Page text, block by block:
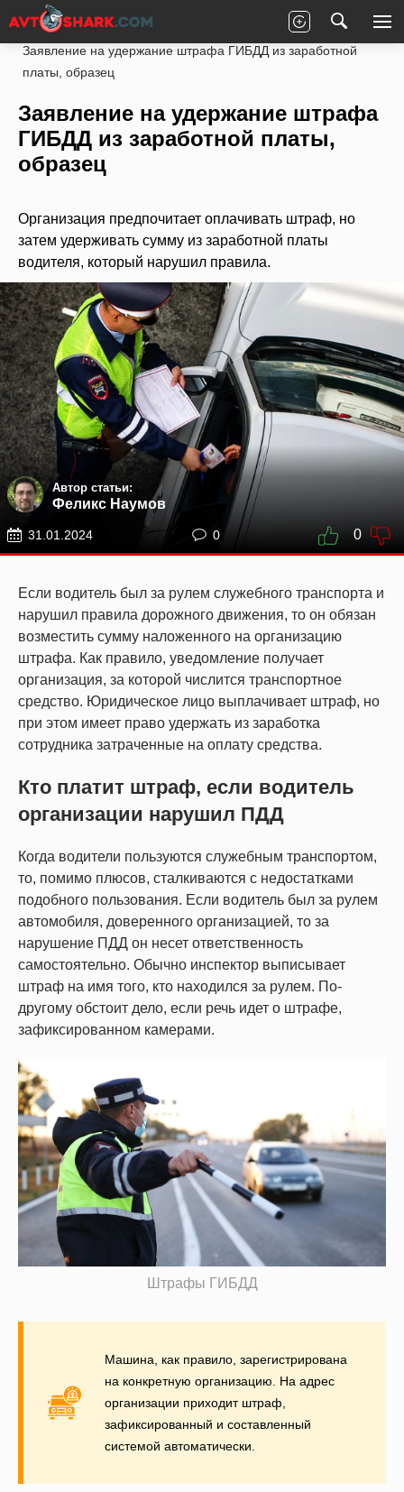
Главная Законы
Штрафы ГИБДД
Заявление на удержание штрафа ГИБДД из заработной
платы, образец
Заявление на удержание штрафа
ГИБДД из заработной платы,
образец
Организация предпочитает оплачивать штраф, но
затем удерживать сумму из заработной платы
водителя, который нарушил правила.
Автор статьи:
Феликс Наумов
31.01.2024 0 0
Если водитель был за рулем служебного транспорта и
нарушил правила дорожного движения, то он обязан
возместить сумму наложенного на организацию
штрафа. Как правило, уведомление получает
организация, за которой числится транспортное
средство. Юридическое лицо выплачивает штраф, но
при этом имеет право удержать из заработка
сотрудника затраченные на оплату средства.
Кто платит штраф, если водитель
организации нарушил ПДД
Когда водители пользуются служебным транспортом,
то, помимо плюсов, сталкиваются с недостатками
подобного пользования. Если водитель был за рулем
автомобиля, доверенного организацией, то за
нарушение ПДД он несет ответственность
самостоятельно. Обычно инспектор выписывает
штраф на имя того, кто находился за рулем. По-
другому обстоит дело, если речь идет о штрафе,
зафиксированном камерами.
Штрафы ГИБДД
Машина, как правило, зарегистрирована
на конкретную организацию. На адрес
организации приходит штраф,
зафиксированный и составленный
системой автоматически.